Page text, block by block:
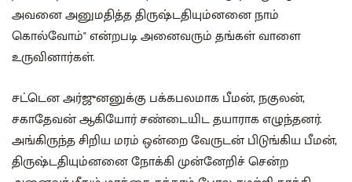
அவனை அனுமதித்த திருஷ்டதியும்னனை நாம்
கொல்வோம்" என்றபடி அனைவரும் தங்கள் வாளை
உருவினார்கள்.
சட்டென அர்ஜுனனுக்கு பக்கபலமாக பீமன், நகுலன்,
சகாதேவன் ஆகியோர் சண்டையிட தயாராக எழுந்தனர்.
அங்கிருந்த சிறிய மரம் ஒன்றை வேருடன் பிடுங்கிய பீமன்,
திருஷ்டதியும்னனை நோக்கி முன்னேறிச் சென்ற